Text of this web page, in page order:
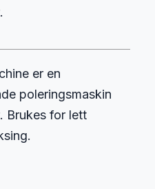
er en
poleringsmaskin
Brukes for lett